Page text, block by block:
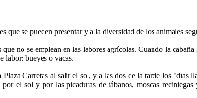
se pueden presentar y a la diversidad de los animales
no se emplean en las labores agrícolas. Cuando la cabaña
labor: bueyes o vacas.
Carretas al salir el sol, y a las dos de la tarde los "días
el sol y por las picaduras de tábanos, moscas